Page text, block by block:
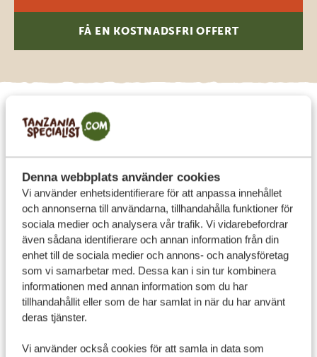
Denna webbplats använder cookies
Vi använder enhetsidentifierare för att anpassa innehållet
och annonserna till användarna, tillhandahålla funktioner för
sociala medier och analysera vår trafik. Vi vidarebefordrar
även sådana identifierare och annan information från din
enhet till de sociala medier och annons- och analysföretag
som vi samarbetar med. Dessa kan i sin tur kombinera
informationen med annan information som du har
tillhandahållit eller som de har samlat in när du har använt
deras tjänster.
Vi använder också cookies för att samla in data som
FÅ EN KOSTNADSFRI OFFERT
Var ska man bo? 4
romantiska idéer för par i
Tanzania
Lake Manyara Tree Lodge
Den här vackert designadelodgenligger bland
trädtopparna vid Lake Manyara, mitt i grönskan. Varje
trädkoja har ett mysigt vardagsrum, en bekväm säng,
ett stort utomhusdäck, ett fristående badkar och en
dusch omgiven av grenar och lövverk. Här får ni
avskildhet och närhet till naturen på samma gång. Med
lodgens Swarovski-kikare kan ni dessutom spana efter